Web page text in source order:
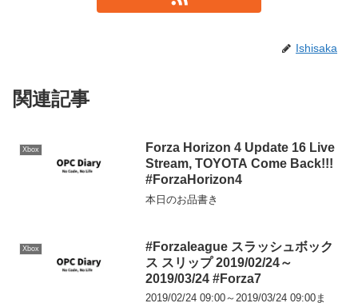
Ishisaka
関連記事
Xbox
Forza Horizon 4 Update 16 Live
Stream, TOYOTA Come Back!!!
#ForzaHorizon4
本日のお品書き
Xbox
#Forzaleague スラッシュボック
ス スリップ 2019/02/24～
2019/03/24 #Forza7
2019/02/24 09:00～2019/03/24 09:00ま